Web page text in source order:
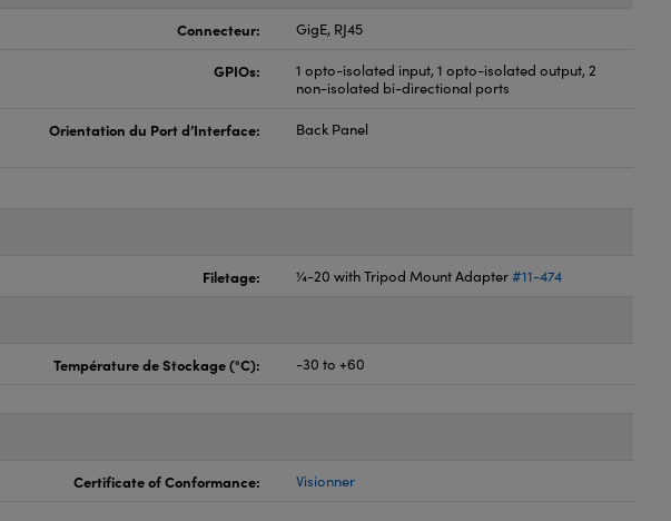
Connecteur: GigE, RJ45
GPIOs:
1 opto-isolated input, 1 opto-isolated output, 2
non-isolated bi-directional ports
Orientation du Port d’Interface: Back Panel
Filetage: ¼-20 with Tripod Mount Adapter#11-474
Température de Stockage (°C): -30 to +60
Certificate of Conformance: Visionner